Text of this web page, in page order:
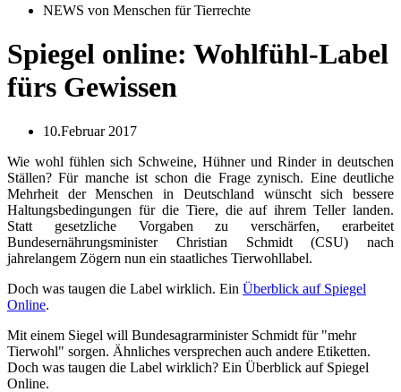
NEWS von Menschen für Tierrechte
Spiegel online: Wohlfühl-Label
fürs Gewissen
10.Februar 2017
Wie wohl fühlen sich Schweine, Hühner und Rinder in deutschen
Ställen? Für manche ist schon die Frage zynisch. Eine deutliche
Mehrheit der Menschen in Deutschland wünscht sich bessere
Haltungsbedingungen für die Tiere, die auf ihrem Teller landen.
Statt gesetzliche Vorgaben zu verschärfen, erarbeitet
Bundesernährungsminister Christian Schmidt (CSU) nach
jahrelangem Zögern nun ein staatliches Tierwohllabel.
Doch was taugen die Label wirklich. Ein Überblick auf Spiegel
Online.
Mit einem Siegel will Bundesagrarminister Schmidt für "mehr
Tierwohl" sorgen. Ähnliches versprechen auch andere Etiketten.
Doch was taugen die Label wirklich? Ein Überblick auf Spiegel
Online.